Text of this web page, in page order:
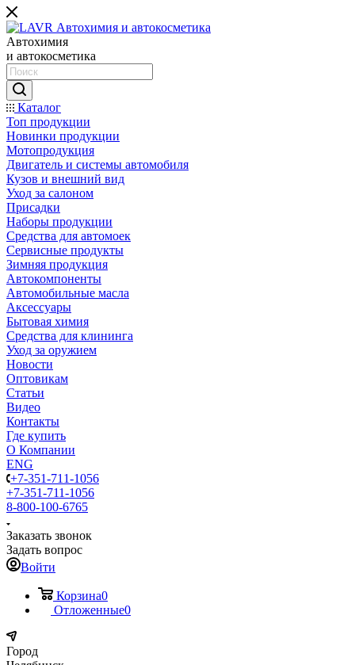
Автохимия
и автокосметика
Каталог
Топ продукции
Новинки продукции
Мотопродукция
Двигатель и системы автомобиля
Кузов и внешний вид
Уход за салоном
Присадки
Наборы продукции
Средства для автомоек
Сервисные продукты
Зимняя продукция
Автокомпоненты
Автомобильные масла
Аксессуары
Бытовая химия
Средства для клининга
Уход за оружием
Новости
Оптовикам
Статьи
Видео
Контакты
Где купить
О Компании
ENG
+7-351-711-1056
+7-351-711-1056
8-800-100-6765
Заказать звонок
Задать вопрос
Войти
Корзина0
Отложенные0
Город